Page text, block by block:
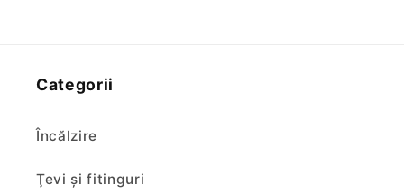
Categorii
Încălzire
Ţevi şi fitinguri